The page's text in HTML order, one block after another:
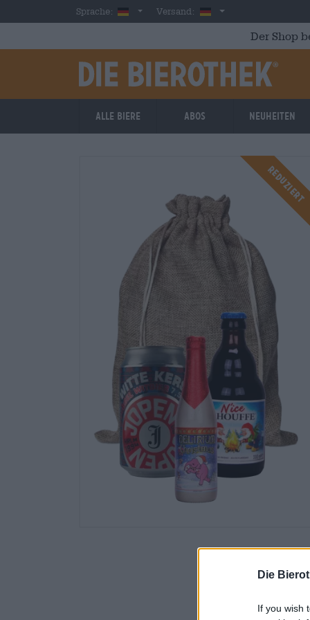
Die
If you wish
Skip to main contentSprache: GermanVersand: Deutschland
Der Shop
Alle Biere Abos Neuheiten
Reduziert